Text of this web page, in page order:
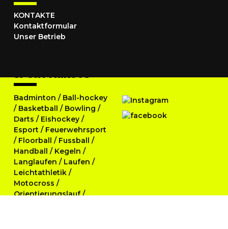
KONTAKTE
Kontaktformular
Unser Betrieb
SPORTTRIKOTS
Badminton / Ball-hockey
/ Basketball / Bowling /
Darts / Eishockey /
Esport / Feuerwehrsport
/ Floorball / Fussball /
Handball / Kegeln /
Langlaufen / Laufen /
Leichtathletik /
Motocross /
Orientierungslauf/